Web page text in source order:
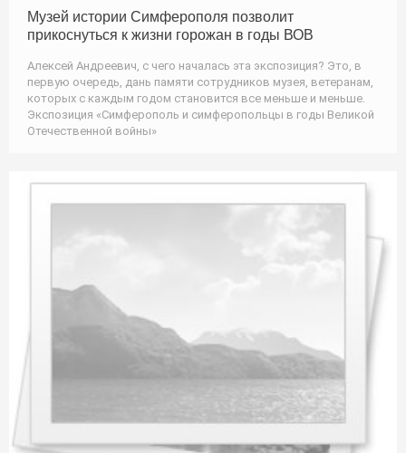
Музей истории Симферополя позволит
прикоснуться к жизни горожан в годы ВОВ
Алексей Андреевич, с чего началась эта экспозиция? Это, в
первую очередь, дань памяти сотрудников музея, ветеранам,
которых с каждым годом становится все меньше и меньше.
Экспозиция «Симферополь и симферопольцы в годы Великой
Отечественной войны»